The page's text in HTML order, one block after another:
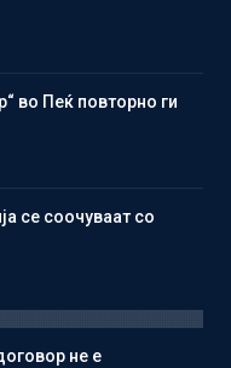
во Пеќ повторно ги
се соочуваат со
не е